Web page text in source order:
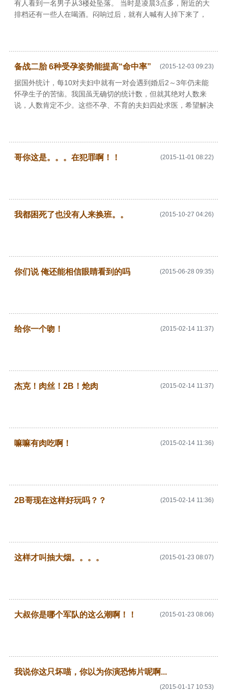
有人看到一名男子从3楼处坠落。 当时是凌晨3点多，附近的大
排档还有一些人在喝酒。闷响过后，就有人喊有人掉下来了，
备战二胎 6种受孕姿势能提高“命中率” (2015-12-03 09:23)
据国外统计，每10对夫妇中就有一对会遇到婚后2～3年仍未能
怀孕生子的苦恼。我国虽无确切的统计数，但就其绝对人数来
说，人数肯定不少。这些不孕、不育的夫妇四处求医，希望解决
哥你这是。。。在犯罪啊！！ (2015-11-01 08:22)
我都困死了也没有人来换班。。 (2015-10-27 04:26)
你们说 俺还能相信眼睛看到的吗 (2015-06-28 09:35)
给你一个吻！ (2015-02-14 11:37)
杰克！肉丝！2B！炝肉 (2015-02-14 11:37)
嘛嘛有肉吃啊！ (2015-02-14 11:36)
2B哥现在这样好玩吗？？ (2015-02-14 11:36)
这样才叫抽大烟。。。。 (2015-01-23 08:07)
大叔你是哪个军队的这么潮啊！！ (2015-01-23 08:06)
我说你这只坏喵，你以为你演恐怖片呢啊...
(2015-01-17 10:53)